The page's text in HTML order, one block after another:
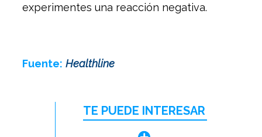
experimentes una reacción negativa.
Fuente: Healthline
TE PUEDE INTERESAR